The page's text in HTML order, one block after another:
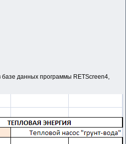
базе данных программы RETScreen4,